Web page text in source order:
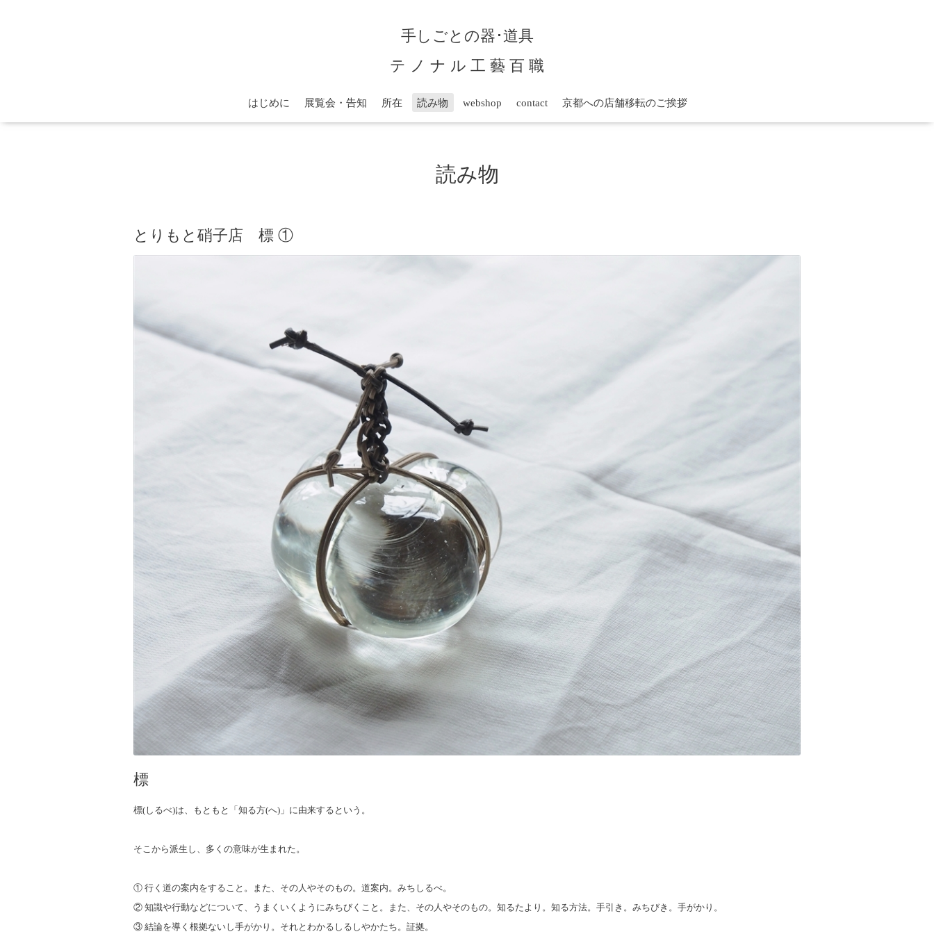
手しごとの器･道具
テ ノ ナ ル 工 藝 百 職
はじめに 展覧会・告知 所在 読み物 webshop contact 京都への店舗移転のご挨拶
読み物
とりもと硝子店 標 ①
標
標(しるべ)は、もともと「知る方(へ)」に由来するという。
そこから派生し、多くの意味が生まれた。
① 行く道の案内をすること。また、その人やそのもの。道案内。 みちしるべ。
② 知識や行動などについて、うまくいくようにみちびくこと。また、 その人やそのもの。知るたより。知る方法。手引き。みちびき。 手がかり。
③ 結論を導く根拠ないし手がかり。それとわかるしるしやかたち。 証拠。